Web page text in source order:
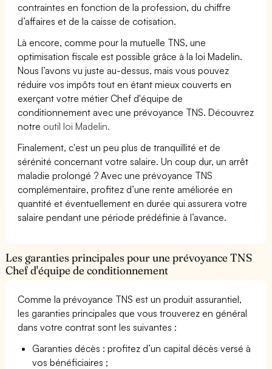
contraintes en fonction de la profession, du chiffre
d’affaires et de la caisse de cotisation.
Là encore, comme pour la mutuelle TNS, une
optimisation fiscale est possible grâce à la loi Madelin.
Nous l’avons vu juste au-dessus, mais vous pouvez
réduire vos impôts tout en étant mieux couverts en
exerçant votre métier Chef d'équipe de
conditionnement avec une prévoyance TNS. Découvrez
notre outil loi Madelin.
Finalement, c'est un peu plus de tranquillité et de
sérénité concernant votre salaire. Un coup dur, un arrêt
maladie prolongé ? Avec une prévoyance TNS
complémentaire, profitez d’une rente améliorée en
quantité et éventuellement en durée qui assurera votre
salaire pendant une période prédéfinie à l’avance.
Les garanties principales pour une prévoyance TNS
Chef d'équipe de conditionnement
Comme la prévoyance TNS est un produit assurantiel,
les garanties principales que vous trouverez en général
dans votre contrat sont les suivantes :
Garanties décès : profitez d’un capital décès versé à
vos bénéficiaires ;